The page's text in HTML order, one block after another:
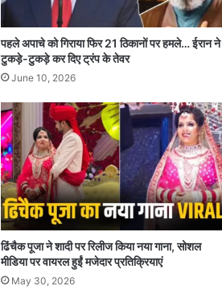
पहले अपाचे को गिराया फिर 21 ठिकानों पर हमले… ईरान ने
टुकड़े-टुकड़े कर दिए ट्रंप के तेवर
June 10, 2026
ढिंचैक पूजा ने शादी पर रिलीज किया नया गाना, सोशल
मीडिया पर वायरल हुईं मजेदार प्रतिक्रियाएं
May 30, 2026